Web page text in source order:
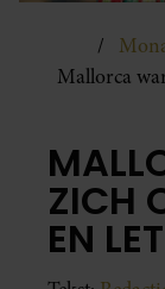
Mallorca
ZICH
EN